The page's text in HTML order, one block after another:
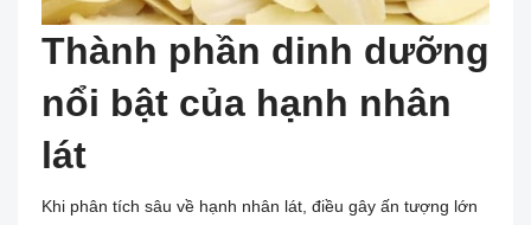
Thành phần dinh dưỡng
nổi bật của hạnh nhân
lát
Khi phân tích sâu về hạnh nhân lát, điều gây ấn tượng lớn